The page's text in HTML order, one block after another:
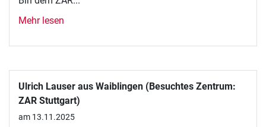
Mehr lesen
Ulrich Lauser aus Waiblingen (Besuchtes Zentrum:
ZAR Stuttgart)
am 13.11.2025